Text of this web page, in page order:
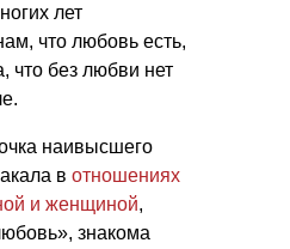
лет
что любовь есть,
что без любви нет
наивысшего
в отношениях
и женщиной,
знакома